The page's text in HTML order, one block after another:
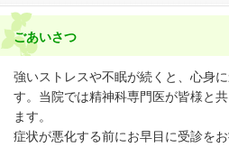
ごあいさつ
強いストレスや不眠が続くと、心身
す。当院では精神科専門医が皆様と
ます。
症状が悪化する前にお早目に受診をお